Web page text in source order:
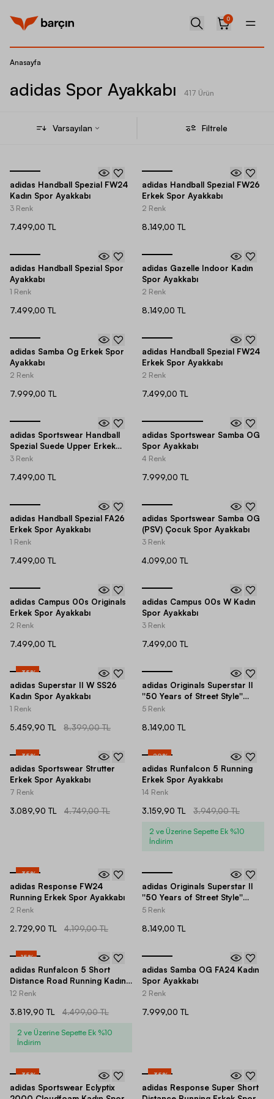
0
Anasayfa
adidas Spor Ayakkabı 417 Ürün
Varsayılan Filtrele
adidas Handball Spezial FW24
Kadın Spor Ayakkabı
3 Renk
7.499,00 TL
adidas Handball Spezial FW26
Erkek Spor Ayakkabı
2 Renk
8.149,00 TL
adidas Handball Spezial Spor
Ayakkabı
1 Renk
7.499,00 TL
adidas Gazelle Indoor Kadın
Spor Ayakkabı
2 Renk
8.149,00 TL
adidas Samba Og Erkek Spor
Ayakkabı
2 Renk
7.999,00 TL
adidas Handball Spezial FW24
Erkek Spor Ayakkabı
2 Renk
7.499,00 TL
adidas Sportswear Handball
Spezial Suede Upper Erkek
Spor Ayakkabı
3 Renk
7.499,00 TL
adidas Sportswear Samba OG
Spor Ayakkabı
4 Renk
7.999,00 TL
adidas Handball Spezial FA26
Erkek Spor Ayakkabı
1 Renk
7.499,00 TL
adidas Sportswear Samba OG
(PSV) Çocuk Spor Ayakkabı
3 Renk
4.099,00 TL
adidas Campus 00s Originals
Erkek Spor Ayakkabı
2 Renk
7.499,00 TL
adidas Campus 00s W Kadın
Spor Ayakkabı
3 Renk
7.499,00 TL
-35%
adidas Superstar II W SS26
Kadın Spor Ayakkabı
1 Renk
5.459,90 TL 8.399,00 TL
adidas Originals Superstar II
''50 Years of Street Style''
Unisex Spor Ayakkabı
5 Renk
8.149,00 TL
-35%
adidas Sportswear Strutter
Erkek Spor Ayakkabı
7 Renk
3.089,90 TL 4.749,00 TL
-20%
adidas Runfalcon 5 Running
Erkek Spor Ayakkabı
14 Renk
3.159,90 TL 3.949,00 TL
2 ve Üzerine Sepette Ek %10
İndirim
-35%
adidas Response FW24
Running Erkek Spor Ayakkabı
2 Renk
2.729,90 TL 4.199,00 TL
adidas Originals Superstar II
''50 Years of Street Style''
Unisex Spor Ayakkabı
5 Renk
8.149,00 TL
-15%
adidas Runfalcon 5 Short
Distance Road Running Kadın
Spor Ayakkabı
12 Renk
3.819,90 TL 4.499,00 TL
2 ve Üzerine Sepette Ek %10
İndirim
adidas Samba OG FA24 Kadın
Spor Ayakkabı
2 Renk
7.999,00 TL
-35%
adidas Sportswear Eclyptix
-35%
adidas Response Super Short